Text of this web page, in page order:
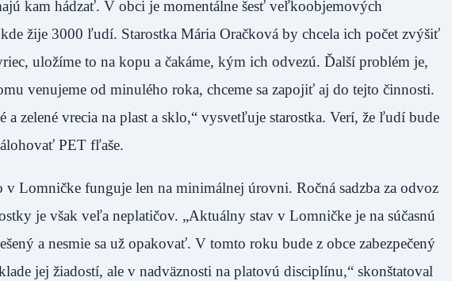
kam hádzať. V obci je momentálne šesť veľkoobjemových
žije 3000 ľudí. Starostka Mária Oračková by chcela ich počet zvýšiť
uložíme to na kopu a čakáme, kým ich odvezú. Ďalší problém je,
venujeme od minulého roka, chceme sa zapojiť aj do tejto činnosti.
zelené vrecia na plast a sklo,“ vysvetľuje starostka. Verí, že ľudí bude
zálohovať PET fľaše.
v Lomničke funguje len na minimálnej úrovni. Ročná sadzba za odvoz
je však veľa neplatičov. „Aktuálny stav v Lomničke je na súčasnú
a nesmie sa už opakovať. V tomto roku bude z obce zabezpečený
jej žiadostí, ale v nadväznosti na platovú disciplínu,“ skonštatoval